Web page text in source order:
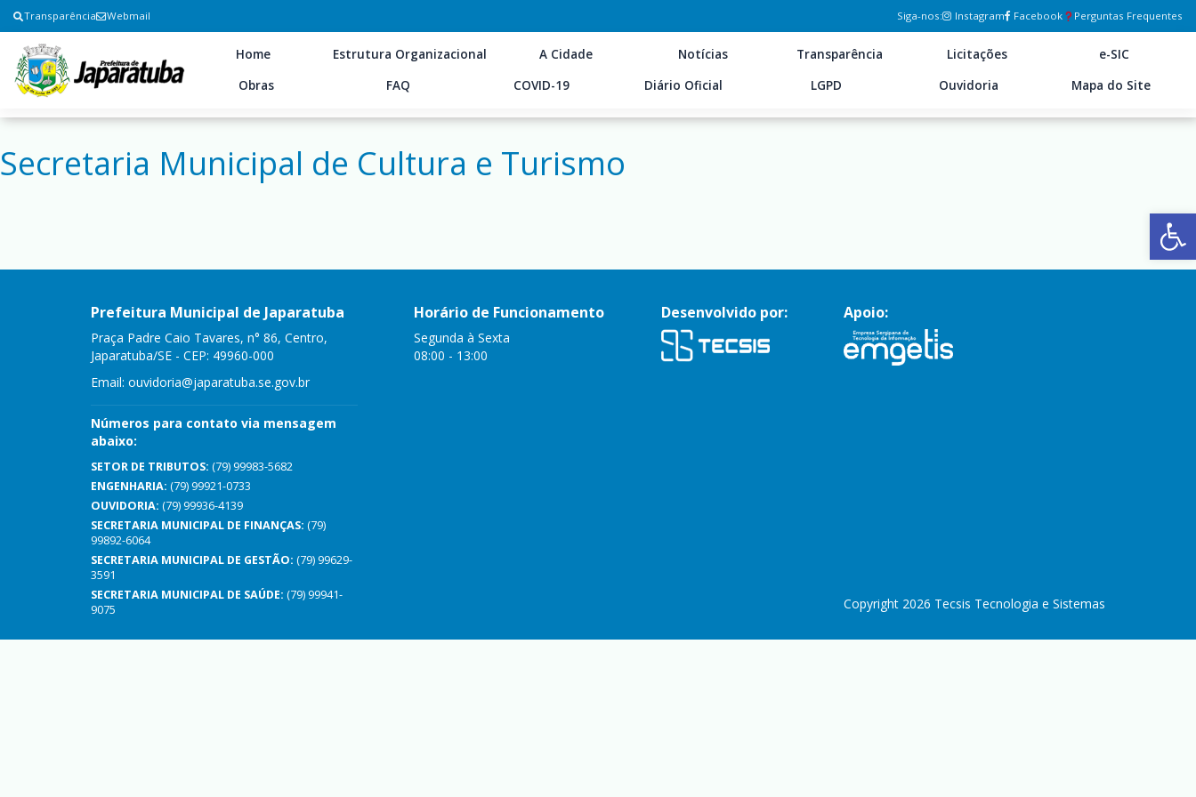
Transparência Webmail Siga-nos: Instagram Facebook Perguntas Frequentes
Home Estrutura Organizacional A Cidade Notícias Transparência Licitações
e-SIC
Obras
FAQ COVID-19 Diário Oficial LGPD Ouvidoria Mapa do Site
Secretaria Municipal de Cultura e Turismo
Prefeitura Municipal de Japaratuba
Praça Padre Caio Tavares, n° 86, Centro,
Japaratuba/SE - CEP: 49960-000
Email: ouvidoria@japaratuba.se.gov.br
Números para contato via mensagem
abaixo:
SETOR DE TRIBUTOS: (79) 99983-5682
ENGENHARIA: (79) 99921-0733
OUVIDORIA: (79) 99936-4139
SECRETARIA MUNICIPAL DE FINANÇAS: (79)
99892-6064
SECRETARIA MUNICIPAL DE GESTÃO: (79) 99629-
3591
SECRETARIA MUNICIPAL DE SAÚDE: (79) 99941-
9075
Horário de Funcionamento
Segunda à Sexta
08:00 - 13:00
Desenvolvido por: Apoio:
Copyright 2026 Tecsis Tecnologia e Sistemas